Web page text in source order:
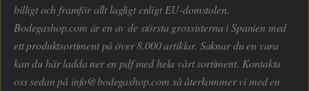
billigt och framför allt lagligt enligt EU-domstolen.
Bodegashop.com är en av de största grossisterna i Spanien med
ett produktsortiment på över 8.000 artiklar. Saknar du en vara
kan du här ladda ner en pdf med hela vårt sortiment. Kontakta
oss sedan på info@bodegashop.com så återkommer vi med en